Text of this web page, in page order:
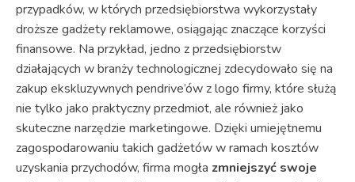
przypadków, w których przedsiębiorstwa wykorzystały
droższe gadżety reklamowe, osiągając znaczące korzyści
finansowe. Na przykład, jedno z przedsiębiorstw
działających w branży technologicznej zdecydowało się na
zakup ekskluzywnych pendrive’ów z logo firmy, które służą
nie tylko jako praktyczny przedmiot, ale również jako
skuteczne narzędzie marketingowe. Dzięki umiejętnemu
zagospodarowaniu takich gadżetów w ramach kosztów
uzyskania przychodów, firma mogła zmniejszyć swoje